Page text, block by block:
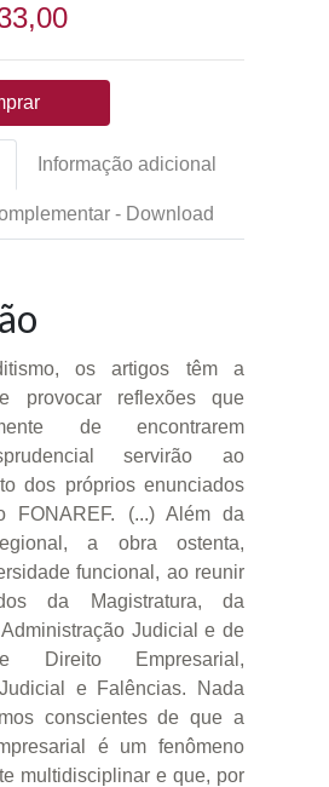
Informação adicional
- Download
os artigos têm a
provocar reflexões que
de encontrarem
servirão ao
dos próprios enunciados
FONAREF. (...) Além da
a obra ostenta,
funcional, ao reunir
da Magistratura, da
Judicial e de
Direito Empresarial,
e Falências. Nada
conscientes de que a
é um fenômeno
multidisciplinar e que, por